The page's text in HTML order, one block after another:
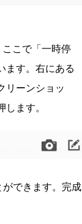
こで「一時停
ます。右にある
リーンショッ
ます。
できます。完成